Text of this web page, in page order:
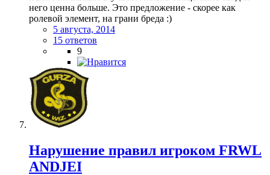
него ценна больше. Это предложение - скорее как
ролевой элемент, на грани бреда :)
5 августа, 2014
15 ответов
9
Нарушение правил игроком FRWL
ANDJEI